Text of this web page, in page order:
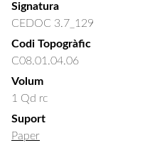
Signatura
CEDOC 3.7_129
Codi Topogràfic
C08.01.04.06
Volum
1 Qd rc
Suport
Paper